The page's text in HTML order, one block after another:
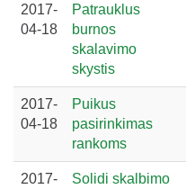
2017-
04-18
Patrauklus
burnos
skalavimo
skystis
2017-
04-18
Puikus
pasirinkimas
rankoms
2017-
Solidi skalbimo